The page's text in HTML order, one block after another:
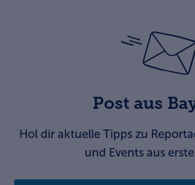
Post aus
Hol dir aktuelle Tipps zu
und Events aus